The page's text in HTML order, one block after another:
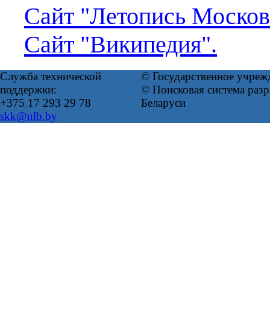
Сайт "Летопись
Сайт "Википедия".
Служба технической
поддержки:
+375 17 293 29 78
skk@nlb.by
© Государственное
© Поисковая система
Беларуси